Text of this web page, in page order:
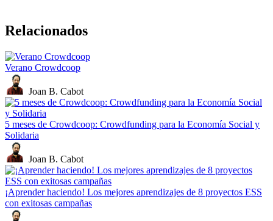
Relacionados
Verano Crowdcoop
Joan B. Cabot
5 meses de Crowdcoop: Crowdfunding para la Economía Social y
Solidaria
Joan B. Cabot
¡Aprender haciendo! Los mejores aprendizajes de 8 proyectos ESS
con exitosas campañas